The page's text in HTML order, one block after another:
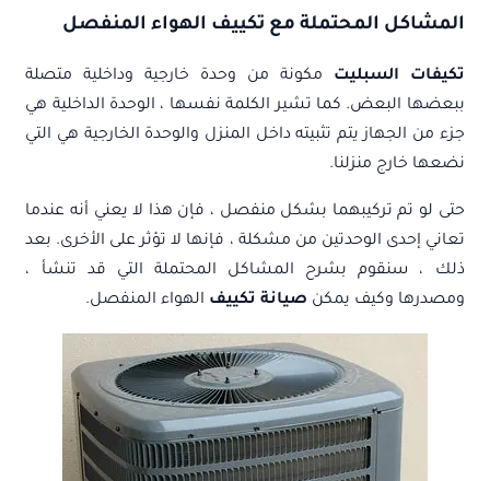
المشاكل المحتملة مع تكييف الهواء المنفصل
تكيفات السبليت مكونة من وحدة خارجية وداخلية متصلة
ببعضها البعض. كما تشير الكلمة نفسها ، الوحدة الداخلية هي
جزء من الجهاز يتم تثبيته داخل المنزل والوحدة الخارجية هي التي
نضعها خارج منزلنا.
حتى لو تم تركيبهما بشكل منفصل ، فإن هذا لا يعني أنه عندما
تعاني إحدى الوحدتين من مشكلة ، فإنها لا تؤثر على الأخرى. بعد
ذلك ، سنقوم بشرح المشاكل المحتملة التي قد تنشأ ،
ومصدرها وكيف يمكن صيانة تكييف الهواء المنفصل.